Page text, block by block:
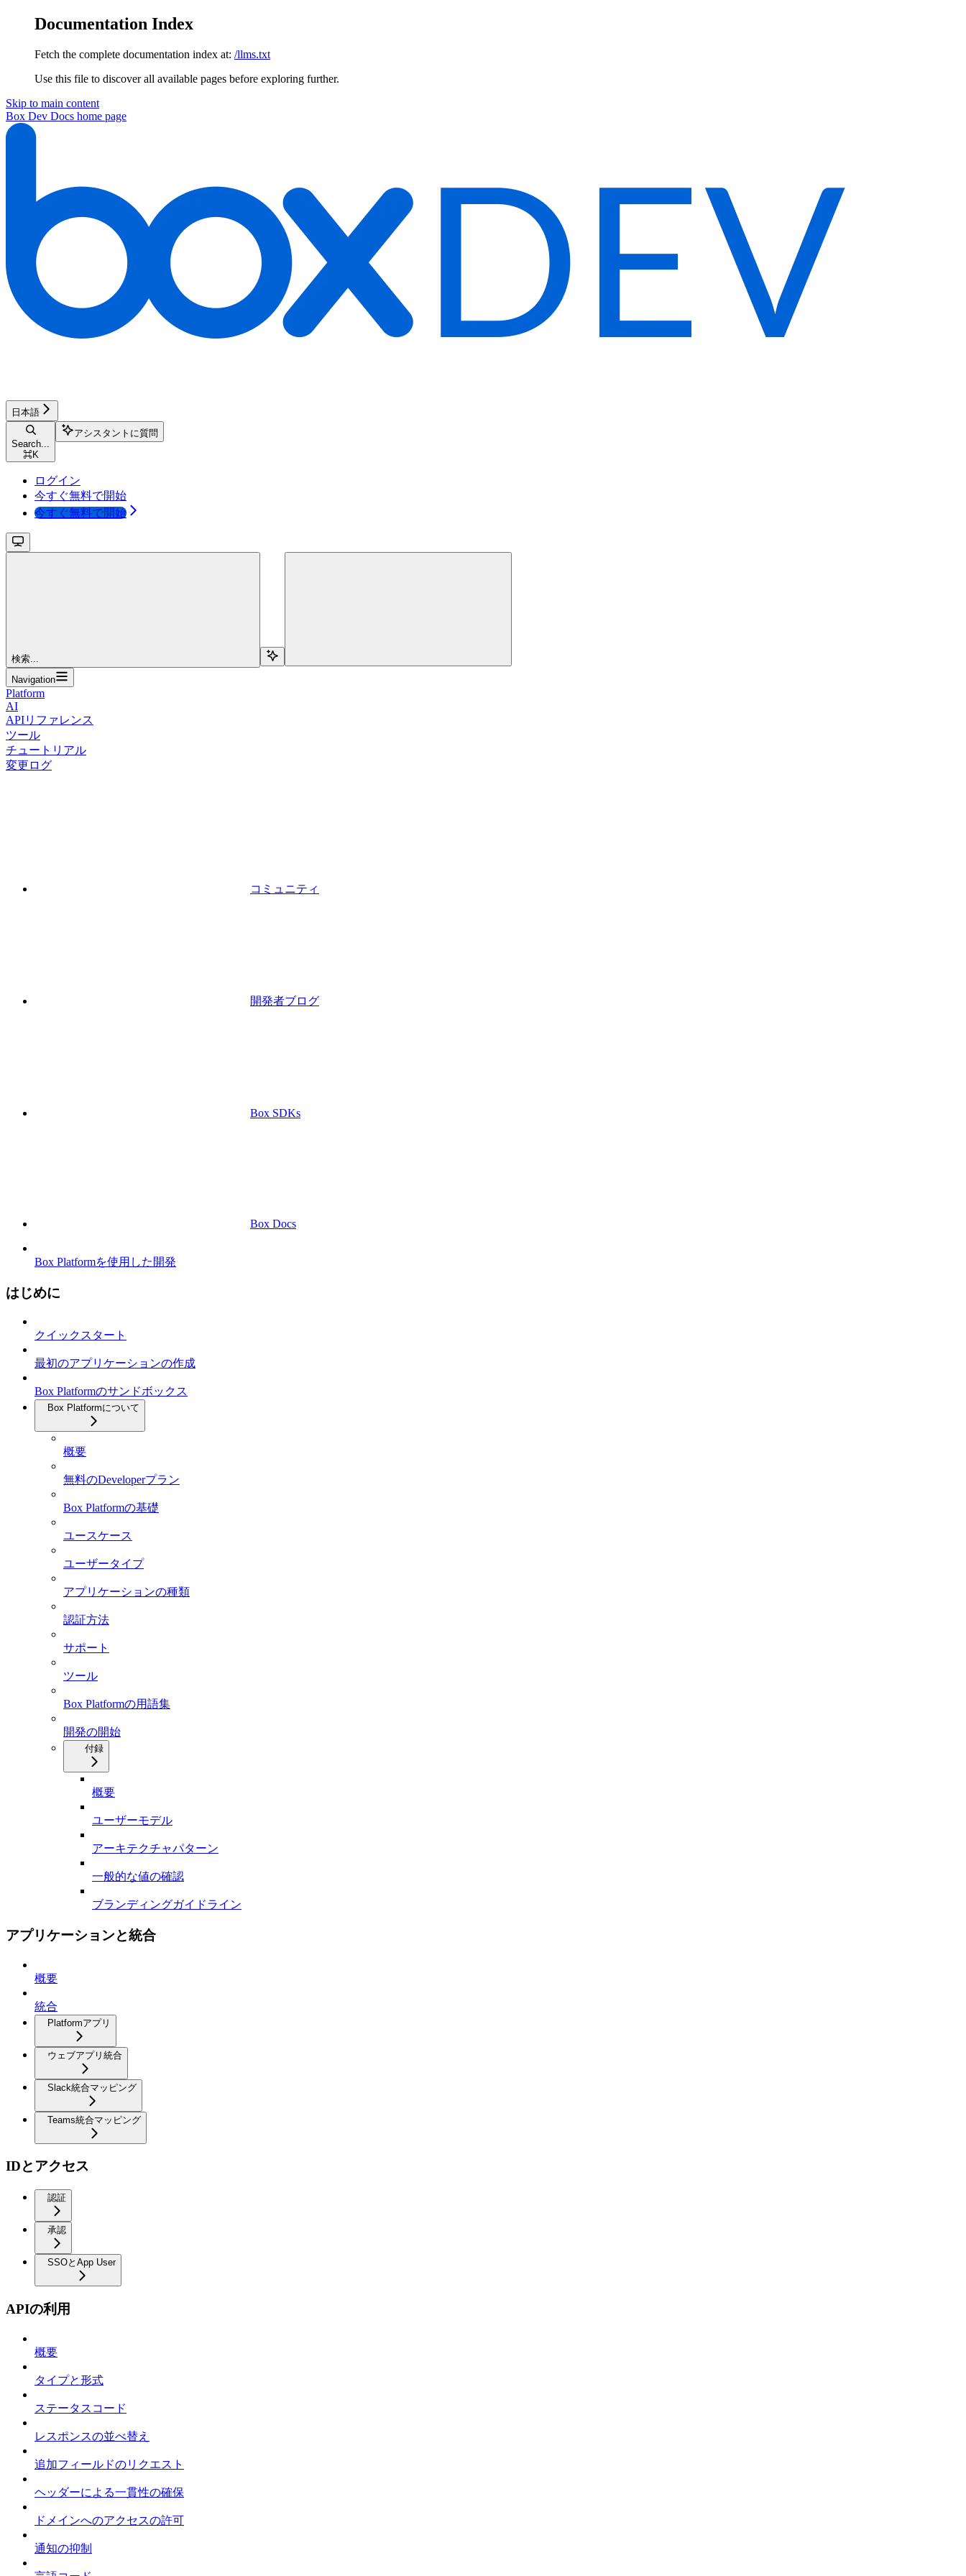
Documentation Index
Fetch the complete documentation index at: /llms.txt
Use this file to discover all available pages before exploring further.
Skip to main content
Box Dev Docs home page
日本語
Search...
⌘K
アシスタントに質問
ログイン
今すぐ無料で開始
今すぐ無料で開始
検索...
Navigation
Platform
AI
APIリファレンス
ツール
チュートリアル
変更ログ
コミュニティ
開発者ブログ
Box SDKs
Box Docs
Box Platformを使用した開発
はじめに
クイックスタート
最初のアプリケーションの作成
Box Platformのサンドボックス
Box Platformについて
概要
無料のDeveloperプラン
Box Platformの基礎
ユースケース
ユーザータイプ
アプリケーションの種類
認証方法
サポート
ツール
Box Platformの用語集
開発の開始
付録
概要
ユーザーモデル
アーキテクチャパターン
一般的な値の確認
ブランディングガイドライン
アプリケーションと統合
概要
統合
Platformアプリ
ウェブアプリ統合
Slack統合マッピング
Teams統合マッピング
IDとアクセス
認証
承認
SSOとApp User
APIの利用
概要
タイプと形式
ステータスコード
レスポンスの並べ替え
追加フィールドのリクエスト
ヘッダーによる一貫性の確保
ドメインへのアクセスの許可
通知の抑制